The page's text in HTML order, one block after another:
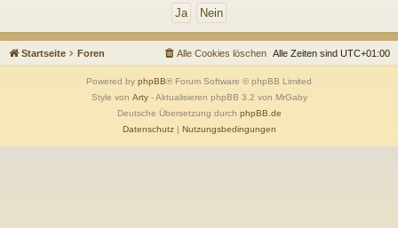
Startseite Foren Alle Zeiten sind UTC+01:00
Alle Cookies löschen
Powered by phpBB® Forum Software © phpBB Limited
Style von Arty- Aktualisieren phpBB 3.2 von MrGaby
Deutsche Übersetzung durch phpBB.de
Datenschutz| Nutzungsbedingungen